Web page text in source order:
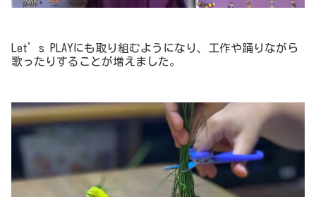
Let’s PLAYにも取り組むようになり、工作や踊りながら
歌ったりすることが増えました。